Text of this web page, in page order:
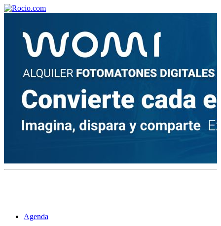
Agenda
¡Bienvenido! Soy el asistente virtual de rocio.com.
¿En qué puedo ayudarte?
¿Cuándo se construyó la primera ermita?